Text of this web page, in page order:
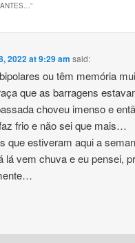
”
2022 at 9:29 am said:
ou têm memória
que as barragens
choveu imenso e
frio e não sei que mais…
que estiveram aqui a
lá vem chuva e eu pensei,